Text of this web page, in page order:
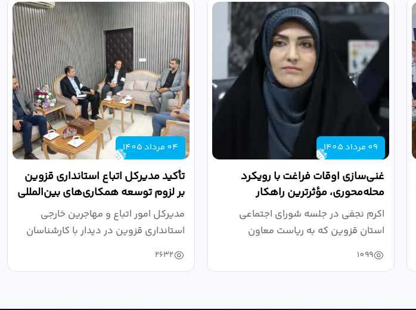
09 مرداد 1405
غنی‌سازی اوقات فراغت با رویکرد
محله‌محوری، مؤثرترین راهکار
پیشگیری از...
اکرم نجفی در جلسه شورای اجتماعی
استان قزوین که به ریاست معاون
سیاسی، امنیتی و...
1099
04 مرداد 1405
تأکید مدیرکل اتباع استانداری قزوین
بر لزوم توسعه همکاری‌های بین‌المللی
در...
مدیرکل امور اتباع و مهاجرین خارجی
استانداری قزوین در دیدار با کارشناسان
ارشد...
2632